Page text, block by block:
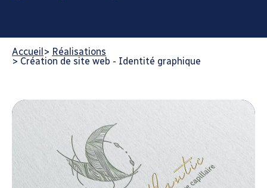
Accueil> Réalisations
> Création de site web - Identité graphique